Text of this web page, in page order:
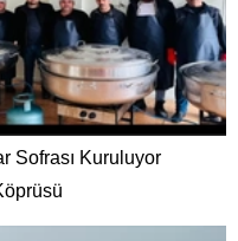
Sofrası Kuruluyor